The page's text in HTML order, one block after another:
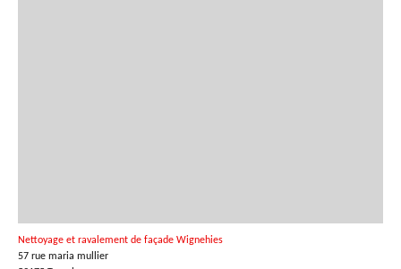
Nettoyage et ravalement de façade Wignehies
57 rue maria mullier